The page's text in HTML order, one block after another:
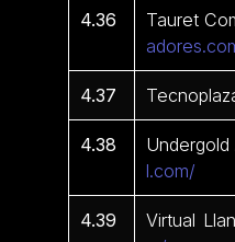
4.36 Tauret
4.37
4.38
l.com/
4.39 Virtual